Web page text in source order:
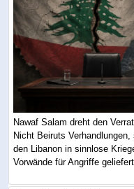
Nawaf Salam dreht den
Nicht Beiruts
den Libanon in sinnlose
Vorwände für Angriffe